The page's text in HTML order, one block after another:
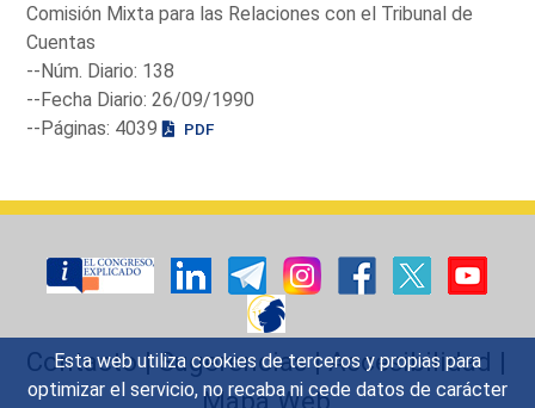
Esta web utiliza cookies de terceros y propias para
optimizar el servicio, no recaba ni cede datos de carácter
Comisión Mixta para las Relaciones con el Tribunal de
Cuentas
--Núm. Diario: 138
--Fecha Diario: 26/09/1990
--Páginas: 4039
PDF
Contacto|Sugerencias|Accesibilidad |
Mapa Web